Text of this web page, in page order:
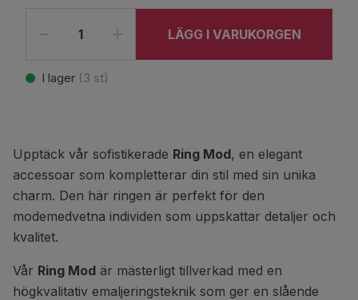
LÄGG I VARUKORGEN
I lager (3 st)
Upptäck vår sofistikerade Ring Mod, en elegant
accessoar som kompletterar din stil med sin unika
charm. Den här ringen är perfekt för den
modemedvetna individen som uppskattar detaljer och
kvalitet.
Vår Ring Mod är mästerligt tillverkad med en
högkvalitativ emaljeringsteknik som ger en slående